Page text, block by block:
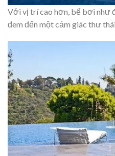
Với vị trí cao hơn, bể bơi như
đem đến một cảm giác thư